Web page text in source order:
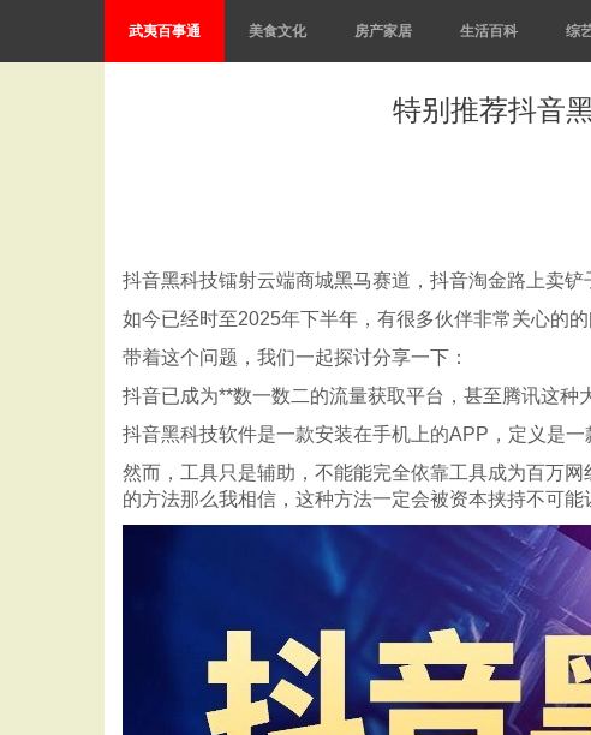
武夷百事通 美食文化 房产家居 生活百科 综
特别推荐抖音
抖音黑科技镭射云端商城黑马赛道，抖音淘金路上卖铲
如今已经时至2025年下半年，有很多伙伴非常关心的
带着这个问题，我们一起探讨分享一下：
抖音已成为**数一数二的流量获取平台，甚至腾讯这种
抖音黑科技软件是一款安装在手机上的APP，定义是
然而，工具只是辅助，不能能完全依靠工具成为百万
的方法那么我相信，这种方法一定会被资本挟持不可能